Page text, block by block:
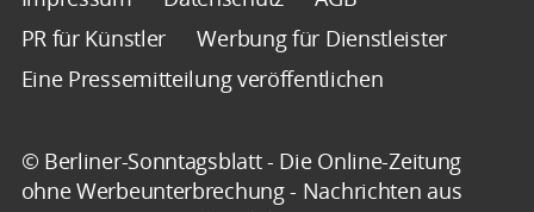
PR für Künstler
Werbung für Dienstleister
Eine Pressemitteilung veröffentlichen
© Berliner-Sonntagsblatt - Die Online-Zeitung
ohne Werbeunterbrechung - Nachrichten aus